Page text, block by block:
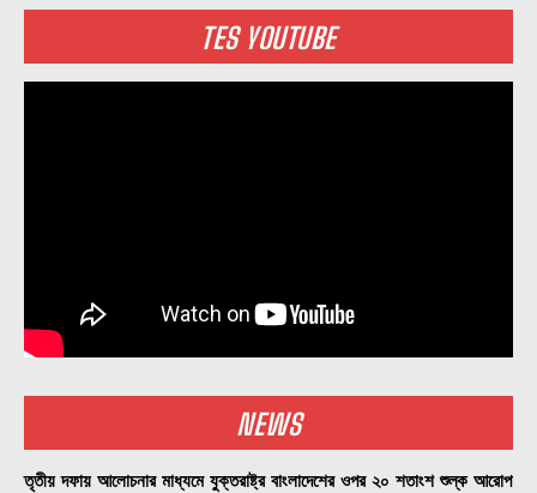
TES YOUTUBE
NEWS
তৃতীয় দফায় আলোচনার মাধ্যমে যুক্তরাষ্ট্র বাংলাদেশের ওপর ২০ শতাংশ শুল্ক আরোপ